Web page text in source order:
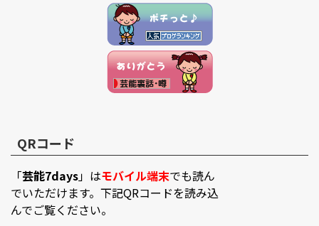
QRコード
「芸能7days」はモバイル端末でも読ん
でいただけます。下記QRコードを読み込
んでご覧ください。